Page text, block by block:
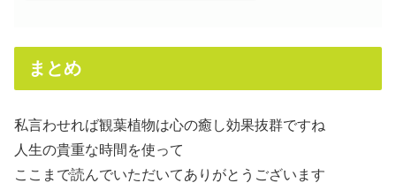
まとめ
私言わせれば観葉植物は心の癒し効果抜群ですね
人生の貴重な時間を使って
ここまで読んでいただいてありがとうございます